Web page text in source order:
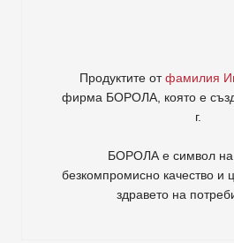
Продуктите отфамилия
фирма БОРОЛА , която е
г.
БОРОЛА е символ на
безкомпромисно качество и
здравето на